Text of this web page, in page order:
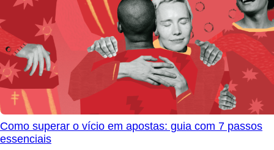
Como superar o vício em apostas: guia com 7 passos
essenciais